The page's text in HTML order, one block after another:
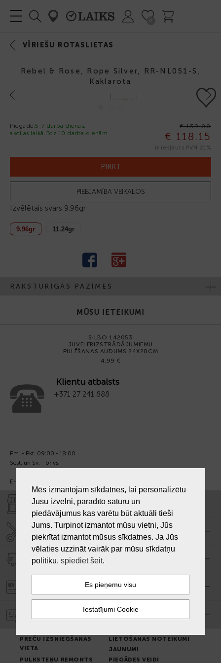
VĪRIEŠU ROTASLIETAS
Rebel & Rose, Rope Silver, RR-NL051-S,
Kaklarota
Previous
SUDRABS
Next
Piegāde:5-7 darba dienās,
akcijas laikā līdz 10 darba dienām
€ 139.00
€ 118.15
ir iekļauts PVN 21%
PIRKT
PIEEJAMĪBA VEIKALOS
Izvēlētais svars 9.96gr
9.96gr 11.24gr
RAKSTURĪGĀS PAZĪMES
MŪSU IETEIKUMI
SILBO 142053
JUVELERIZSTRĀDĀJUMIEMU
PULĒŠANAS AUDUMS 24X20CM
4.99 €
Klientu atbalsts
+371 27 241 888
Pm. - Pkt. 09:00 - 18:00
Sest. un Sv. - brīvs.
E-pasts:
VEIKALI "LAIKS"
SERVISA CENTRS "LAIKS"
PIEGĀDE
PASŪTĪJUMA APMAKSA
GARANTIJA
PREČU IZSNIEGŠANAS
VIETA
LIETOŠANAS NOTEIKUMI
JAUNUMI
PULKSTEŅU REMONTS
PIEGĀDES VEIDI
Mēs izmantojam sīkdatnes, lai personalizētu
Jūsu izvēlni, parādīto saturu un
piedāvājumus kas varētu būt aktuāli tieši
Jums. Turpinot izmantot mūsu vietni, Jūs
piekrītat izmantot mūsus sīkdatnes. Ja Jūs
vēlaties uzzināt vairāk par mūsu sīkdatņu
politiku, spiediet šeit.